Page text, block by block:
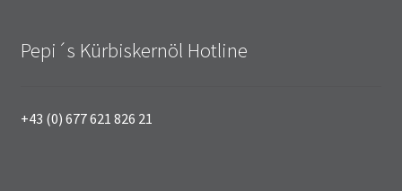
Pepi´s Kürbiskernöl Hotline
+43 (0) 677 621 826 21